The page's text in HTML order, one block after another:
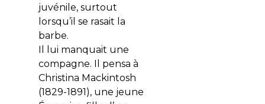
juvénile, surtout
lorsqu’il se rasait la
barbe.
Il lui manquait une
compagne. Il pensa à
Christina Mackintosh
(1829-1891), une jeune